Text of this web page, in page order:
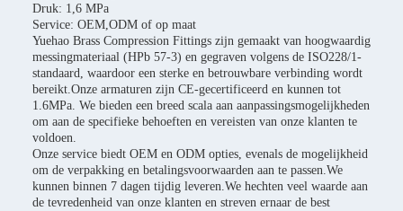
Druk: 1,6 MPa
Service: OEM,ODM of op maat
Yuehao Brass Compression Fittings zijn gemaakt van hoogwaardig
messingmateriaal (HPb 57-3) en gegraven volgens de ISO228/1-
standaard, waardoor een sterke en betrouwbare verbinding wordt
bereikt.Onze armaturen zijn CE-gecertificeerd en kunnen tot
1.6MPa. We bieden een breed scala aan aanpassingsmogelijkheden
om aan de specifieke behoeften en vereisten van onze klanten te
voldoen.
Onze service biedt OEM en ODM opties, evenals de mogelijkheid
om de verpakking en betalingsvoorwaarden aan te passen.We
kunnen binnen 7 dagen tijdig leveren.We hechten veel waarde aan
de tevredenheid van onze klanten en streven ernaar de best